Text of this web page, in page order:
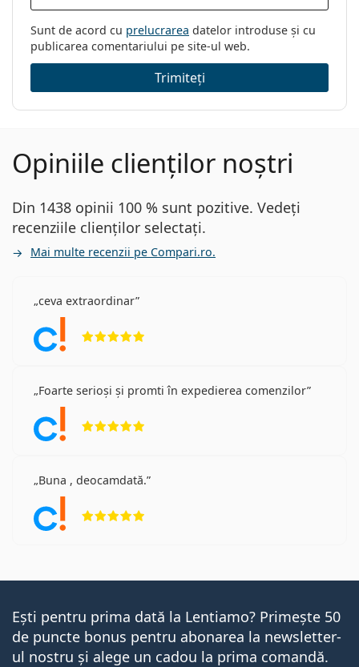
Sunt de acord cu prelucrarea datelor introduse și cu
publicarea comentariului pe site-ul web.
Trimiteți
Opiniile clienților noștri
Din 1438 opinii 100 % sunt pozitive. Vedeți
recenziile clienților selectați.
Mai multe recenzii pe Compari.ro.
ceva extraordinar
Foarte serioși și promti în expedierea comenzilor
Buna , deocamdată.
Ești pentru prima dată la Lentiamo? Primește 50
de puncte bonus pentru abonarea la newsletter-
ul nostru și alege un cadou la prima comandă.